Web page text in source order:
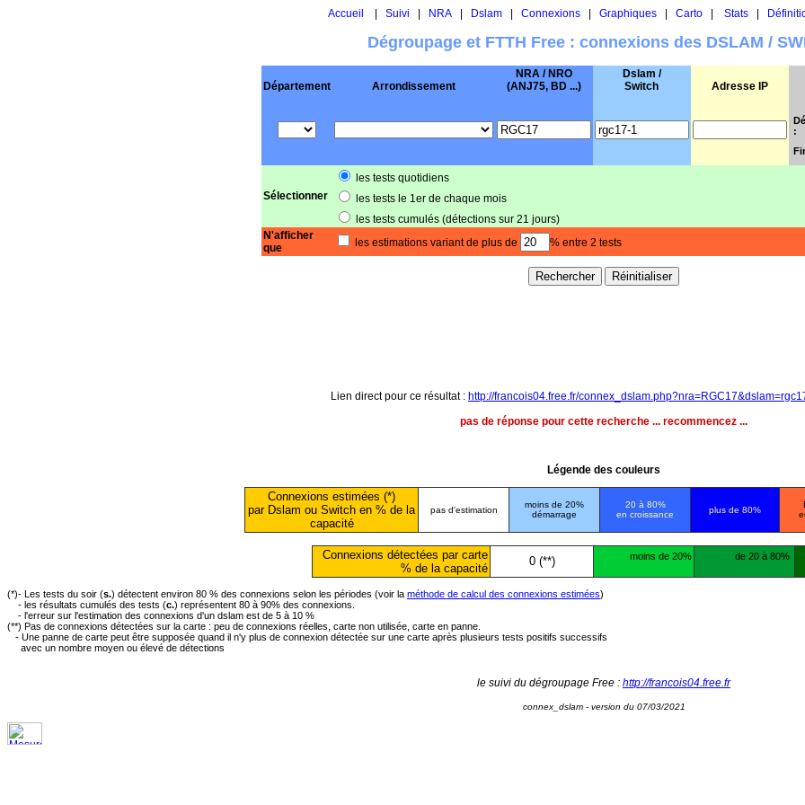
Accueil Suivi NRA| Dslam| Connexions| Graphiques| Carto| Stats|
Dégroupage et FTTH Free : connexions des DSLAM /
Département Arrondissement
NRA / NRO
(ANJ75, BD ...)
Dslam /
Switch
Adresse IP
:
Sélectionner
les tests quotidiens
les tests le 1er de chaque mois
les tests cumulés (détections sur 21 jours)
N'afficher
que
les estimations variant de plus de % entre 2 tests
Lien direct pour ce résultat : http://francois04.free.fr/
pas de réponse pour cette recherche ... recommencez ...
Légende des couleurs
Connexions estimées (*)
par Dslam ou Switch en % de la
capacité
pas d'estimation
moins de 20%
démarrage
20 à 80%
en croissance
plus de 80%
Connexions détectées par carte
% de la capacité
0 (**) moins de 20% de 20 à 80%
(*)- Les tests du soir (s.) détectent environ 80 % des connexions selon les périodes (voir la méthode de calcul des connexions estimées)
- les résultats cumulés des tests (c.) représentent 80 à 90% des connexions.
- l'erreur sur l'estimation des connexions d'un dslam est de 5 à 10 %
(**) Pas de connexions détectées sur la carte : peu de connexions réelles, carte non utilisée, carte en panne.
- Une panne de carte peut être supposée quand il n'y plus de connexion détectée sur une carte après plusieurs tests positifs successifs
avec un nombre moyen ou élevé de détections
le suivi du dégroupage Free : http://francois04.free.fr
connex_dslam - version du 07/03/2021